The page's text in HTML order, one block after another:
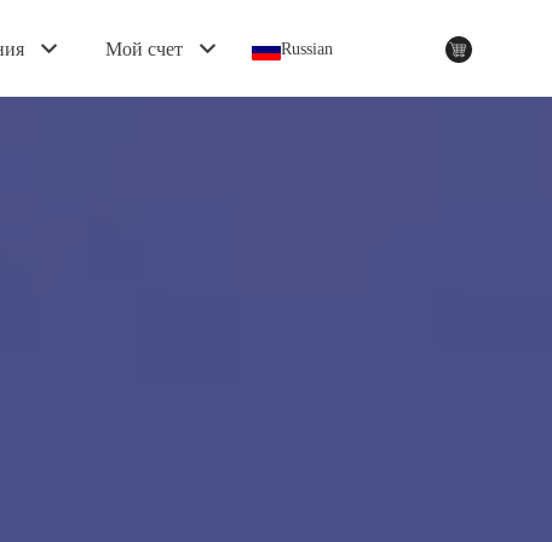
Мой счет Russian